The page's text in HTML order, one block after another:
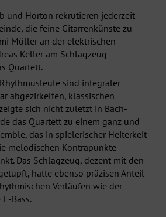
und Horton rekrutieren jederzeit
die feine Gitarrenkünste zu
Müller an der elektrischen
Keller am Schlagzeug
Quartett.
sind integraler
abgezirkelten, klassischen
sich nicht zuletzt in Bach-
das Quartett zu einem ganz und
das in spielerischer Heiterkeit
melodischen Kontrapunkte
Das Schlagzeug, dezent mit den
hatte ebenso präzisen Anteil
Verläufen wie der
Bass.